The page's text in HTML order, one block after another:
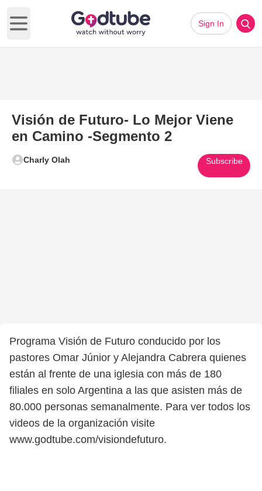
Open main menu
Sign In
Visión de Futuro- Lo Mejor Viene
en Camino -Segmento 2
Charly Olah Subscribe
Programa Visión de Futuro conducido por los
pastores Omar Júnior y Alejandra Cabrera quienes
están al frente de una iglesia con más de 180
filiales en solo Argentina a las que asisten más de
80.000 personas semanalmente. Para ver todos los
videos de la organización visite
www.godtube.com/visiondefuturo.